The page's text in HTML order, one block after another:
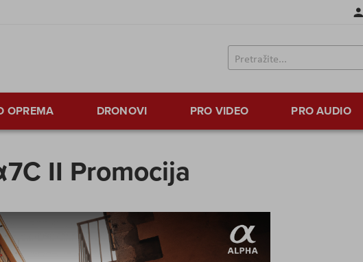
OPREMA DRONOVI PRO VIDEO PRO AUDIO
II Promocija